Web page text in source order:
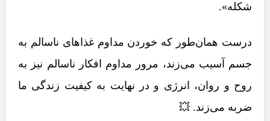
شکله».
درست همان‌طور که خوردن مداوم غذاهای ناسالم به
جسم آسیب می‌زند، مرور مداوم افکار ناسالم نیز به
روح و روان، انرژی و در نهایت به کیفیت زندگی ما
ضربه می‌زند. 💥